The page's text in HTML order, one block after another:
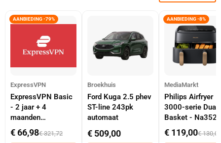
AANBIEDING -79%
ExpressVPN
ExpressVPN Basic
- 2 jaar + 4
maanden
abonnement
€ 66,98€ 321,72
Broekhuis
Ford Kuga 2.5 phev
ST-line 243pk
automaat
€ 509,00
AANBIEDING -8%
MediaMarkt
Philips Airfryer
3000-serie Dual
Basket -
Dubbele Mand 9
Tot 6 Personen
€ 119,00€ 130,00